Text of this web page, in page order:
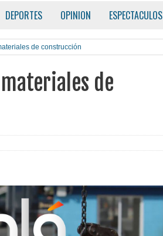
DEPORTES OPINION ESPECTACULOS
de construcción
de